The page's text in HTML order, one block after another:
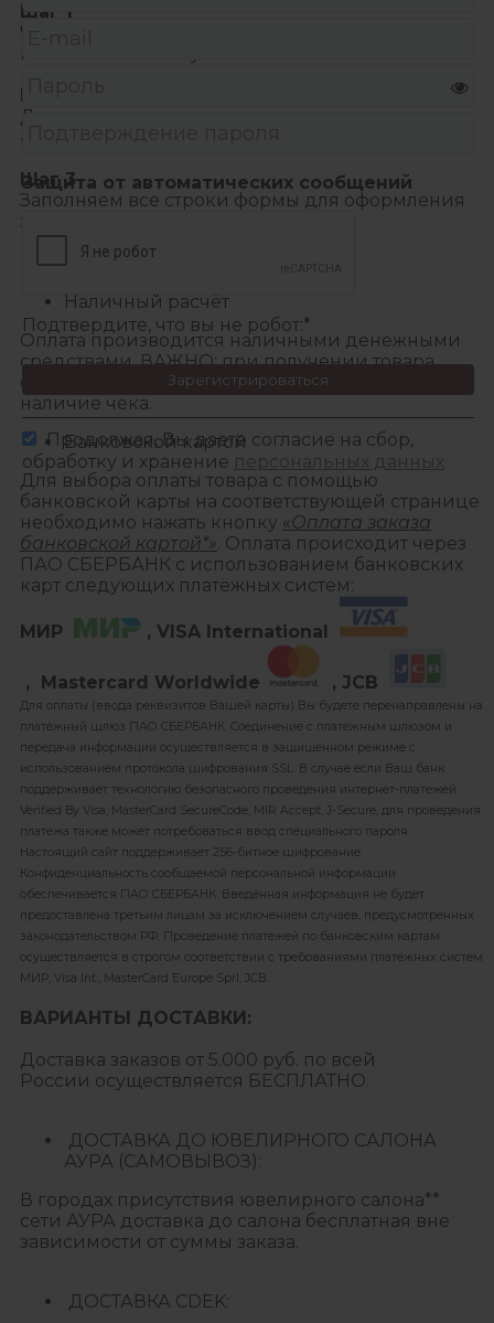
Шаг 1
Чтобы добавить выбранный товар в корзину,
нажмите на кнопку «В КОРЗИНУ».
Шаг 2
Далее переходим в корзину и нажимаем
«Оформить заказ».
Шаг 3
Заполняем все строки формы для оформления
СПОСОБЫ ОПЛАТЫ:
Наличный расчёт
Оплата производится наличными денежными
средствами. ВАЖНО: при получении товара
обязательно проверьте комплектацию товара и
наличие чека.
Банковской картой
Для выбора оплаты товара с помощью
банковской карты на соответствующей странице
необходимо нажать кнопку «Оплата заказа
банковской картой*». Оплата происходит через
ПАО СБЕРБАНК с использованием банковских
карт следующих платёжных систем:
МИР , VISA International
, Mastercard Worldwide , JCB
Для оплаты (ввода реквизитов Вашей карты) Вы будете перенаправлены на
платёжный шлюз ПАО СБЕРБАНК. Соединение с платёжным шлюзом и
передача информации осуществляется в защищённом режиме с
использованием протокола шифрования SSL. В случае если Ваш банк
поддерживает технологию безопасного проведения интернет-платежей
Verified By Visa, MasterCard SecureCode, MIR Accept, J-Secure, для проведения
платежа также может потребоваться ввод специального пароля.
Настоящий сайт поддерживает 256-битное шифрование.
Конфиденциальность сообщаемой персональной информации
обеспечивается ПАО СБЕРБАНК. Введённая информация не будет
предоставлена третьим лицам за исключением случаев, предусмотренных
законодательством РФ. Проведение платежей по банковским картам
осуществляется в строгом соответствии с требованиями платёжных систем
МИР, Visa Int., MasterCard Europe Sprl, JCB.
ВАРИАНТЫ ДОСТАВКИ:
Доставка заказов от 5.000 руб. по всей
России осуществляется БЕСПЛАТНО.
ДОСТАВКА ДО ЮВЕЛИРНОГО САЛОНА
АУРА (САМОВЫВОЗ):
В городах присутствия ювелирного салона**
сети АУРА доставка до салона бесплатная вне
зависимости от суммы заказа.
ДОСТАВКА CDEK:
Защита от автоматических сообщений
Подтвердите, что вы не робот:*
Зарегистрироваться
Продолжая, Вы даете согласие на сбор,
обработку и хранение